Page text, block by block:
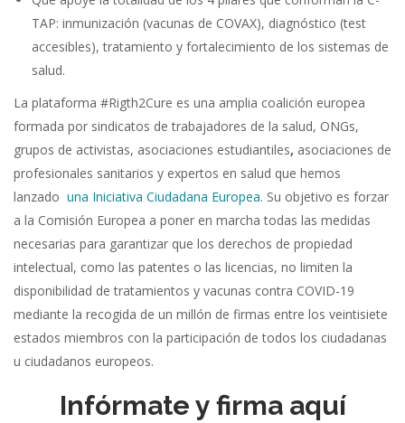
TAP: inmunización (vacunas de COVAX), diagnóstico (test
accesibles), tratamiento y fortalecimiento de los sistemas de
salud.
La plataforma #Rigth2Cure es una amplia coalición europea
formada por sindicatos de trabajadores de la salud, ONGs,
grupos de activistas, asociaciones estudiantiles, asociaciones de
profesionales sanitarios y expertos en salud que hemos
lanzado una Iniciativa Ciudadana Europea. Su objetivo es forzar
a la Comisión Europea a poner en marcha todas las medidas
necesarias para garantizar que los derechos de propiedad
intelectual, como las patentes o las licencias, no limiten la
disponibilidad de tratamientos y vacunas contra COVID-19
mediante la recogida de un millón de firmas entre los veintisiete
estados miembros con la participación de todos los ciudadanas
u ciudadanos europeos.
Infórmate y firma aquí